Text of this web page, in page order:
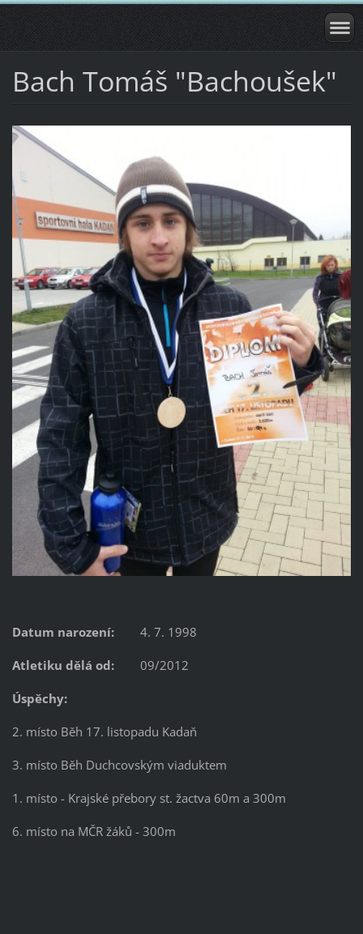
Bach Tomáš "Bachoušek"
Datum narození: 4. 7. 1998
Atletiku dělá od: 09/2012
Úspěchy:
2. místo Běh 17. listopadu Kadaň
3. místo Běh Duchcovským viaduktem
1. místo - Krajské přebory st. žactva 60m a 300m
6. místo na MČR žáků - 300m